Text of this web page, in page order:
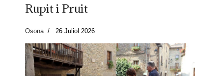
Rupit i Pruit
Osona 26 Juliol 2026